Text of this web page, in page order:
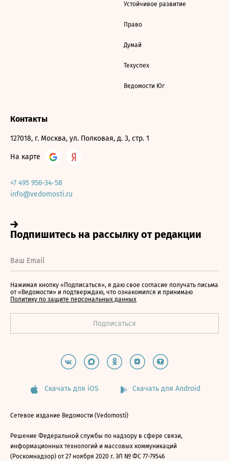
Устойчивое развитие
Право
Думай
Техуспех
Ведомости Юг
Контакты
127018, г. Москва, ул. Полковая, д. 3, стр. 1
На карте
+7 495 956-34-58
info@vedomosti.ru
Нажимая кнопку «Подписаться», я даю свое согласие получать письма
от «Ведомости» и подтверждаю, что ознакомился и принимаю
Политику по защите персональных данных
Скачать для iOS Скачать для Android
Сетевое издание Ведомости (Vedomosti)
Решение Федеральной службы по надзору в сфере связи,
информационных технологий и массовых коммуникаций
(Роскомнадзор) от 27 ноября 2020 г. ЭЛ № ФС 77-79546